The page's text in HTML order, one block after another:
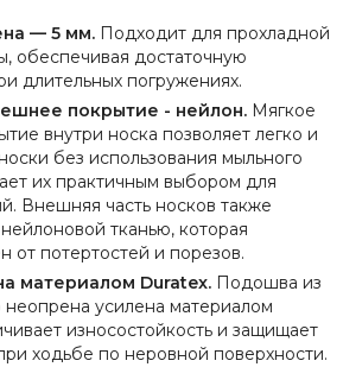
— 5 мм. Подходит для прохладной
обеспечивая достаточную
длительных погружениях.
покрытие - нейлон. Мягкое
внутри носка позволяет легко и
без использования мыльного
их практичным выбором для
Внешняя часть носков также
тканью, которая
от потертостей и порезов.
материалом Duratex. Подошва из
усилена материалом
износостойкость и защищает
ходьбе по неровной поверхности.